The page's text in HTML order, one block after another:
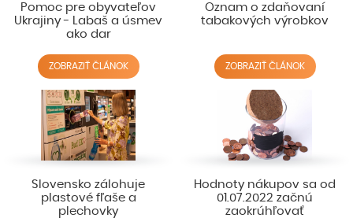
Pomoc pre obyvateľov
Ukrajiny - Labaš a úsmev
ako dar
ZOBRAZIŤ ČLÁNOK
Oznam o zdaňovaní
tabakových výrobkov
ZOBRAZIŤ ČLÁNOK
Slovensko zálohuje
plastové fľaše a
plechovky
Hodnoty nákupov sa od
01.07.2022 začnú
zaokrúhľovať